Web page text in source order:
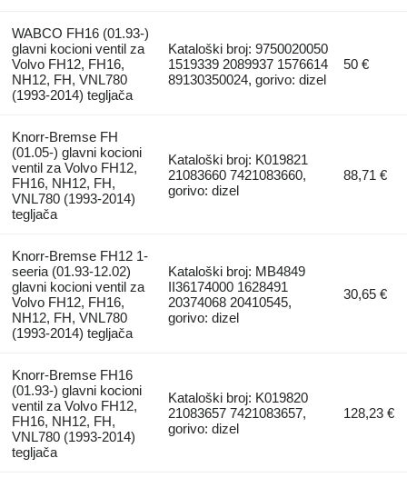
WABCO FH16 (01.93-)
glavni kocioni ventil za
Volvo FH12, FH16,
NH12, FH, VNL780
(1993-2014) tegljača
Kataloški broj: 9750020050
1519339 2089937 1576614
89130350024, gorivo: dizel
50 €
Knorr-Bremse FH
(01.05-) glavni kocioni
ventil za Volvo FH12,
FH16, NH12, FH,
VNL780 (1993-2014)
tegljača
Kataloški broj: K019821
21083660 7421083660,
gorivo: dizel
88,71 €
Knorr-Bremse FH12 1-
seeria (01.93-12.02)
glavni kocioni ventil za
Volvo FH12, FH16,
NH12, FH, VNL780
(1993-2014) tegljača
Kataloški broj: MB4849
II36174000 1628491
20374068 20410545,
gorivo: dizel
30,65 €
Knorr-Bremse FH16
(01.93-) glavni kocioni
ventil za Volvo FH12,
FH16, NH12, FH,
VNL780 (1993-2014)
tegljača
Kataloški broj: K019820
21083657 7421083657,
gorivo: dizel
128,23 €